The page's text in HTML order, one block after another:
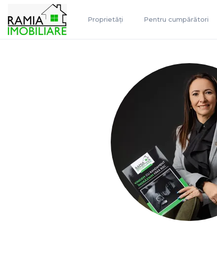
Proprietăți Pentru cumpărători